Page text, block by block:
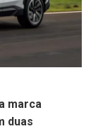
marca
duas